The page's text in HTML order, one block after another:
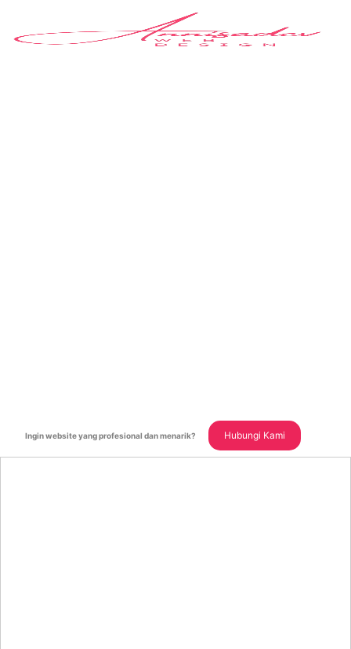
Ingin website yang profesional dan menarik? Hubungi Kami